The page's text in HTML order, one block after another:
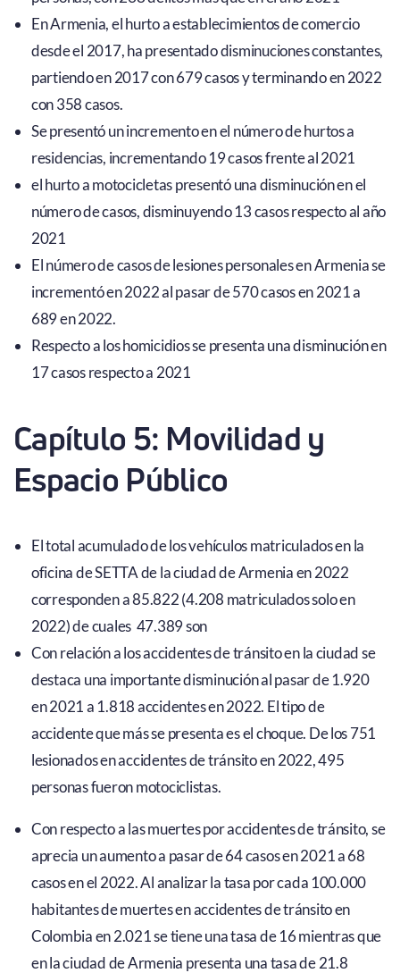
En Armenia, el hurto a establecimientos de comercio
desde el 2017, ha presentado disminuciones constantes,
partiendo en 2017 con 679 casos y terminando en 2022
con 358 casos.
Se presentó un incremento en el número de hurtos a
residencias, incrementando 19 casos frente al 2021
el hurto a motocicletas presentó una disminución en el
número de casos, disminuyendo 13 casos respecto al año
2021
El número de casos de lesiones personales en Armenia se
incrementó en 2022 al pasar de 570 casos en 2021 a
689 en 2022.
Respecto a los homicidios se presenta una disminución en
17 casos respecto a 2021
Capítulo 5: Movilidad y
Espacio Público
El total acumulado de los vehículos matriculados en la
oficina de SETTA de la ciudad de Armenia en 2022
corresponden a 85.822 (4.208 matriculados solo en
2022) de cuales 47.389 son
Con relación a los accidentes de tránsito en la ciudad se
destaca una importante disminución al pasar de 1.920
en 2021 a 1.818 accidentes en 2022. El tipo de
accidente que más se presenta es el choque. De los 751
lesionados en accidentes de tránsito en 2022, 495
personas fueron motociclistas.
Con respecto a las muertes por accidentes de tránsito, se
aprecia un aumento a pasar de 64 casos en 2021 a 68
casos en el 2022. Al analizar la tasa por cada 100.000
habitantes de muertes en accidentes de tránsito en
Colombia en 2.021 se tiene una tasa de 16 mientras que
en la ciudad de Armenia presenta una tasa de 21.8